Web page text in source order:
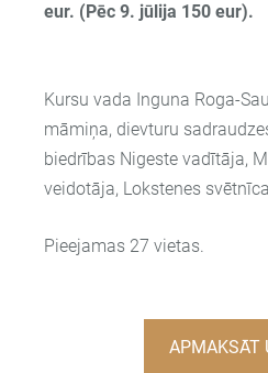
eur. (Pēc 9. jūlija 150 eur).
Kursu vada Inguna Roga-
māmiņa, dievturu
biedrības Nigeste vadītāja,
veidotāja, Lokstenes
Pieejamas 27 vietas.
APMAKSĀT